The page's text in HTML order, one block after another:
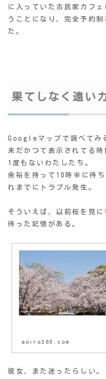
に入っていた古民家カフ
うことになり、完全予約
た。
果てしなく遠い
Googleマップで調べてみ
未だかつて表示されてる
1度もないわたしたち。
余裕を持って10時半に待
れまでにトラブル発生。
そういえば、以前桜を見
待った記憶がある。
aoiro365.com
彼女、また迷ったらしい。